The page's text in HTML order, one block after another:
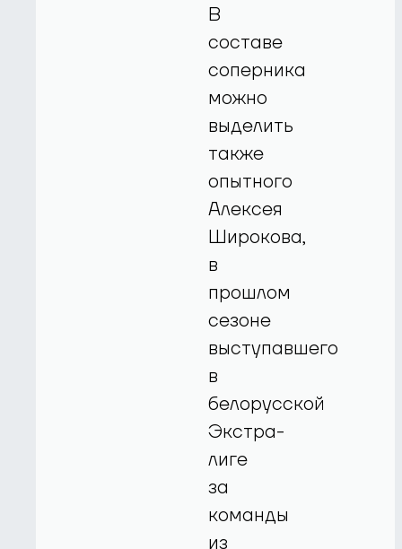
В
составе
соперника
можно
выделить
также
опытного
Алексея
Широкова,
в
прошлом
сезоне
выступавшего
в
белорусской
Экстра-
лиге
за
команды
из